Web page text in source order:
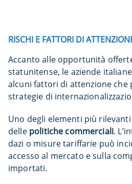
RISCHI E FATTORI DI
Accanto alle opportunità
statunitense, le aziende
alcuni fattori di attenzione che
strategie di
Uno degli elementi più
delle politiche commerciali.
dazi o misure tariffarie può
accesso al mercato e sulla
importati.